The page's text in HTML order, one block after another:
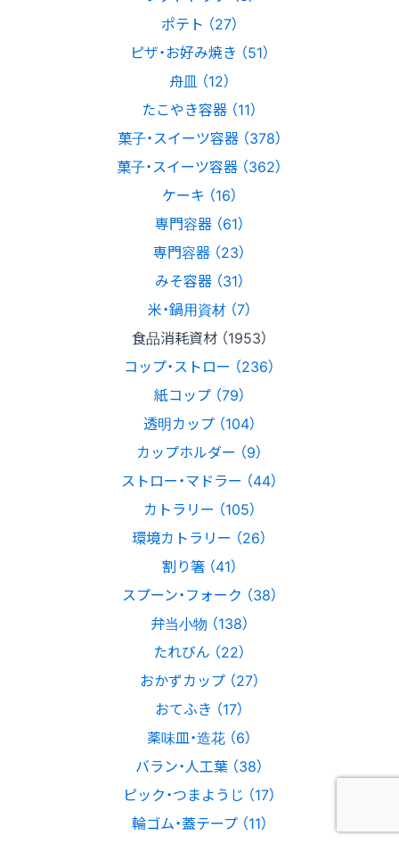
ポテト （27）
ピザ・お好み焼き （51）
舟皿 （12）
たこやき容器 （11）
菓子・スイーツ容器 （378）
菓子・スイーツ容器 （362）
ケーキ （16）
専門容器 （61）
専門容器 （23）
みそ容器 （31）
米・鍋用資材 （7）
食品消耗資材 （1953）
コップ・ストロー （236）
紙コップ （79）
透明カップ （104）
カップホルダー （9）
ストロー・マドラー （44）
カトラリー （105）
環境カトラリー （26）
割り箸 （41）
スプーン・フォーク （38）
弁当小物 （138）
たれびん （22）
おかずカップ （27）
おてふき （17）
薬味皿・造花 （6）
バラン・人工葉 （38）
ピック・つまようじ （17）
輪ゴム・蓋テープ （11）